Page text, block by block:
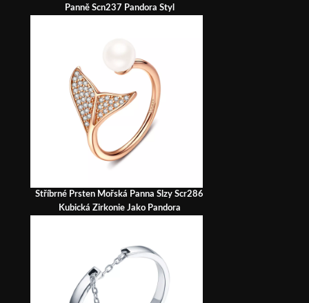
Panně Scn237 Pandora Styl
Stříbrné Prsten Mořská Panna Slzy Scr286
Kubická Zirkonie Jako Pandora